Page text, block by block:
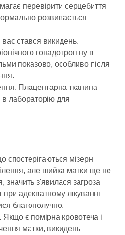
перевірити серцебиття
розвивається
стався викидень,
гонадотропіну в
показово, особливо після
Плацентарна тканина
лабораторію для
спостерігаються мізерні
але шийка матки ще не
значить з'явилася загроза
при адекватному лікуванні
благополучно.
Якщо є помірна кровотеча і
матки, викидень